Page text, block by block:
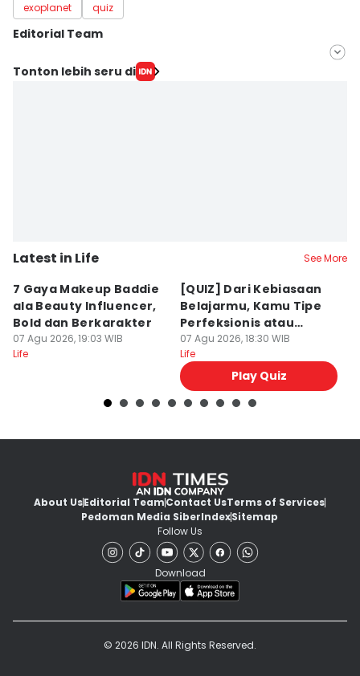
exoplanet
quiz
Editorial Team
Editor
Tonton lebih seru di
Latest in Life See More
7 Gaya Makeup Baddie
ala Beauty Influencer,
Bold dan Berkarakter
07 Agu 2026, 19:03 WIB
Life
[QUIZ] Dari Kebiasaan
Belajarmu, Kamu Tipe
Perfeksionis atau
Deadliner?
07 Agu 2026, 18:30 WIB
Life
Play Quiz
About UsEditorial TeamContact UsTerms of Services
Pedoman Media SiberIndexSitemap
Follow Us
Download
© 2026 IDN. All Rights Reserved.